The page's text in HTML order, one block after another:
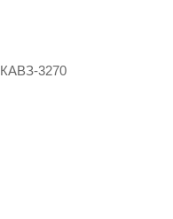
КАВЗ-3270